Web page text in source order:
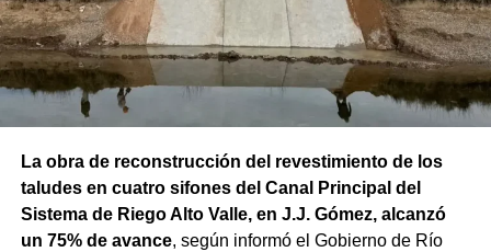
La obra de reconstrucción del revestimiento de los
taludes en cuatro sifones del Canal Principal del
Sistema de Riego Alto Valle, en J.J. Gómez, alcanzó
un 75% de avance, según informó el Gobierno de Río